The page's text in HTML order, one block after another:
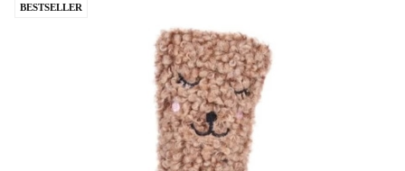
BESTSELLER